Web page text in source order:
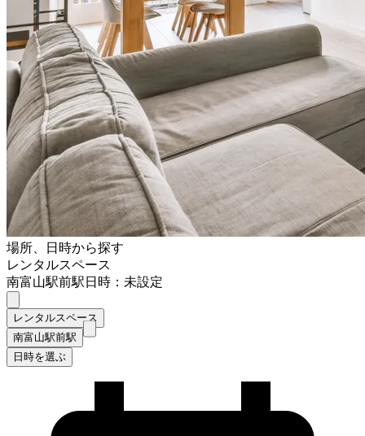
場所、日時から探す
レンタルスペース
南富山駅前駅日時：未設定
レンタルスペース
南富山駅前駅
日時を選ぶ